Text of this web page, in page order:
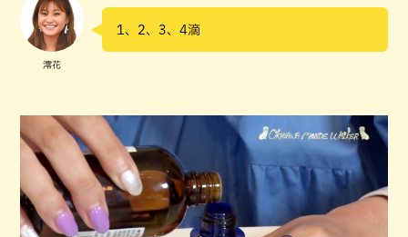
澪花
1、2、3、4滴